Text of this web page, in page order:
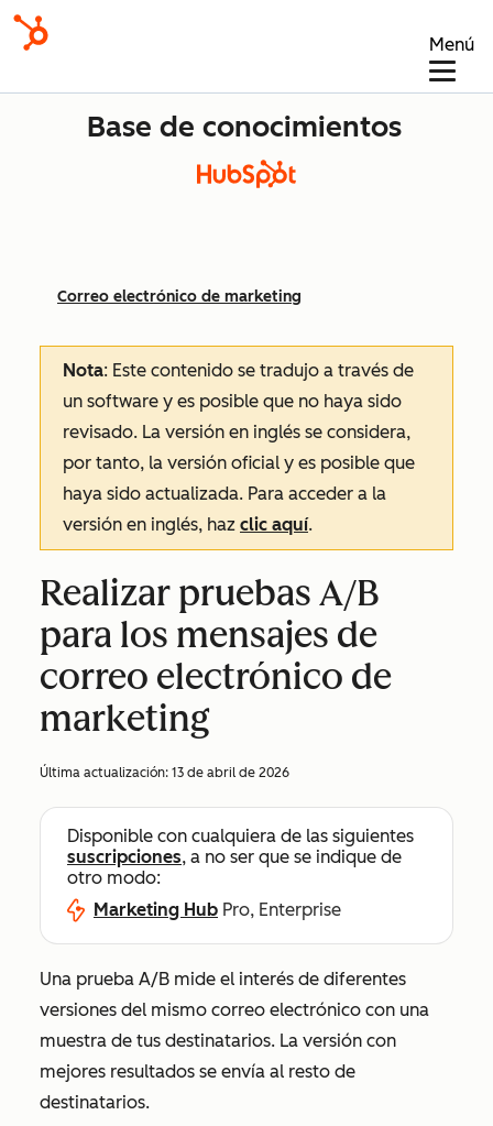
Menú
Base de conocimientos
Correo electrónico de marketing
Nota: Este contenido se tradujo a través de
un software y es posible que no haya sido
revisado. La versión en inglés se considera,
por tanto, la versión oficial y es posible que
haya sido actualizada. Para acceder a la
versión en inglés, haz clic aquí.
Realizar pruebas A/B
para los mensajes de
correo electrónico de
marketing
Última actualización: 13 de abril de 2026
Disponible con cualquiera de las siguientes
suscripciones, a no ser que se indique de
otro modo:
Marketing Hub Pro, Enterprise
Una prueba A/B mide el interés de diferentes
versiones del mismo correo electrónico con una
muestra de tus destinatarios. La versión con
mejores resultados se envía al resto de
destinatarios.